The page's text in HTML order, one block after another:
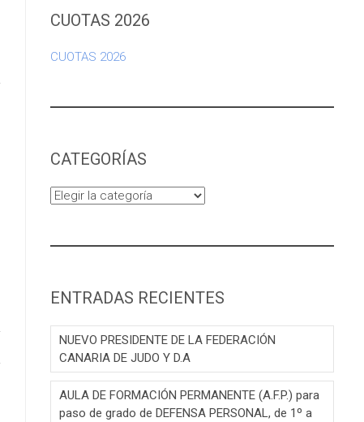
CUOTAS 2026
CUOTAS 2026
CATEGORÍAS
Categorías
ENTRADAS RECIENTES
NUEVO PRESIDENTE DE LA FEDERACIÓN
CANARIA DE JUDO Y D.A
AULA DE FORMACIÓN PERMANENTE (A.F.P.) para
paso de grado de DEFENSA PERSONAL, de 1º a